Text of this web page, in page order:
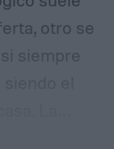
otro se
siempre
de voz